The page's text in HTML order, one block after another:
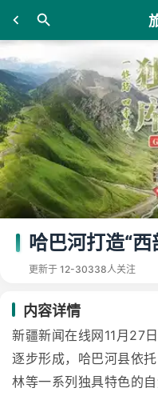
哈巴河打造“
更新于 12-30338人关注
内容详情
新疆新闻在线网11月27
逐步形成，哈巴河县依
林等一系列独具特色的